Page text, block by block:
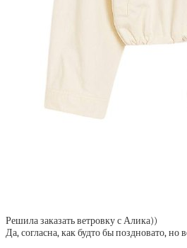
Решила заказать ветровку с Алика))
Да, согласна, как будто бы поздновато, но